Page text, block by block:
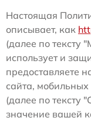
Настоящая
описывает, как
(далее по тексту
использует и
предоставляете
сайта,
(далее по тексту
значение вашей